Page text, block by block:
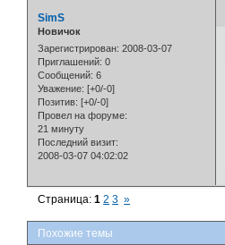
SimS
Новичок
Зарегистрирован: 2008-03-07
Приглашений: 0
Сообщений: 6
Уважение: [+0/-0]
Позитив: [+0/-0]
Провел на форуме:
21 минуту
Последний визит:
2008-03-07 04:02:02
Страница:1 2 3 »
Похожие темы